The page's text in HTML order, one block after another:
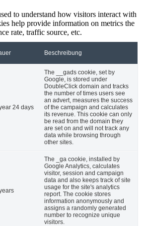
to understand how visitors interact with
help provide information on metrics the
rate, traffic source, etc.
Beschreibung
24 days
The __gads cookie, set by
Google, is stored under
DoubleClick domain and tracks
the number of times users see
an advert, measures the success
of the campaign and calculates
its revenue. This cookie can only
be read from the domain they
are set on and will not track any
data while browsing through
other sites.
The _ga cookie, installed by
Google Analytics, calculates
visitor, session and campaign
data and also keeps track of site
usage for the site's analytics
report. The cookie stores
information anonymously and
assigns a randomly generated
number to recognize unique
visitors.